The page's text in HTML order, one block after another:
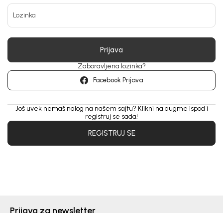
Lozinka
Prijava
Zaboravljena lozinka?
Facebook Prijava
Još uvek nemaš nalog na našem sajtu? Klikni na dugme ispod i
registruj se sada!
REGISTRUJ SE
Prijava za newsletter